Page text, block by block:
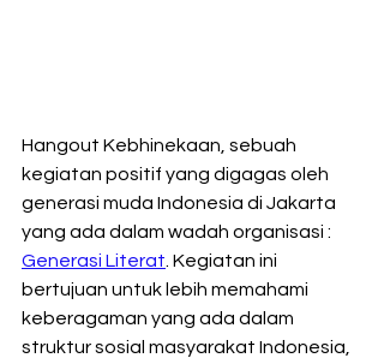
Hangout Kebhinekaan, sebuah
kegiatan positif yang digagas oleh
generasi muda Indonesia di Jakarta
yang ada dalam wadah organisasi :
Generasi Literat . Kegiatan ini
bertujuan untuk lebih memahami
keberagaman yang ada dalam
struktur sosial masyarakat Indonesia,